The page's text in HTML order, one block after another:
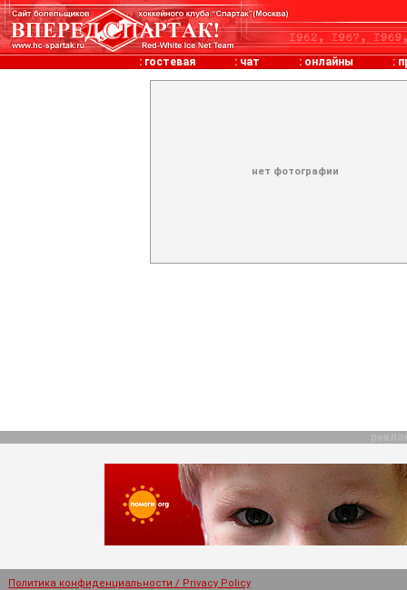
: гостевая : чат : онлайны :
нет фотографии
Политика конфиденциальности / Privacy Policy